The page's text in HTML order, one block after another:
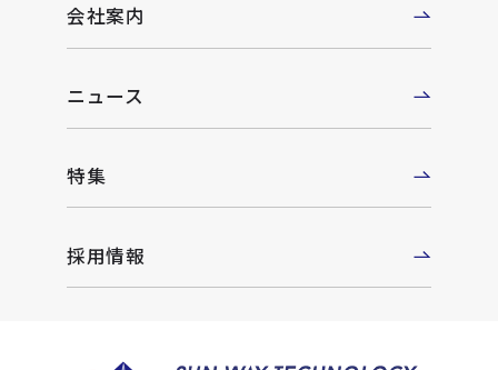
会社案内
ニュース
特集
採用情報